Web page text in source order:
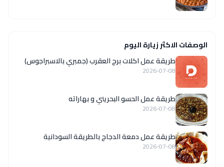
الوصفات الاكثر زيارة اليوم
طريقة عمل اكلات برج العقرب (جمبري بالاسبراجوس)
2026-07-08
طريقة عمل الحسو البحريني و بهاراته
2026-07-08
طريقة عمل دمعة الدجاج بالطريقة السودانية
2026-07-08